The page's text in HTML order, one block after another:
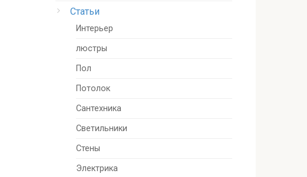
Статьи
Интерьер
люстры
Пол
Потолок
Сантехника
Светильники
Стены
Электрика